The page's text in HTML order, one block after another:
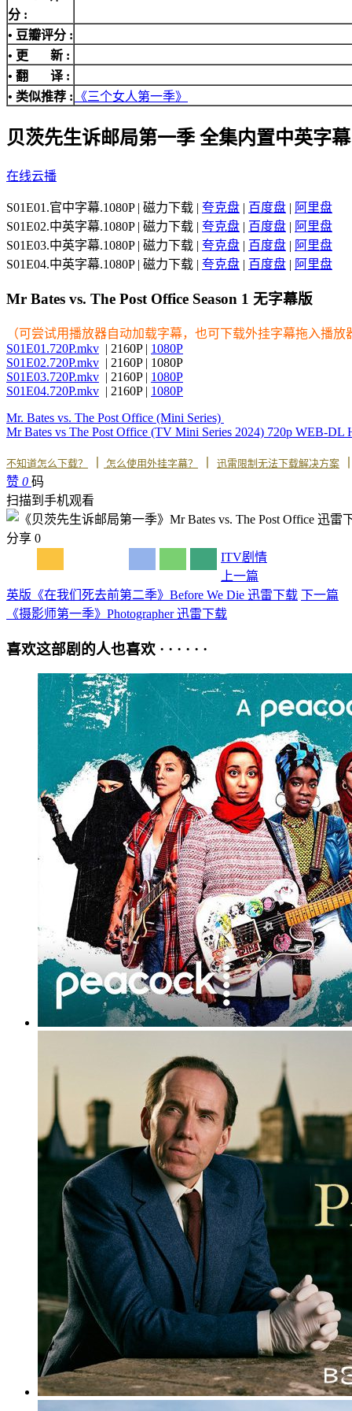
分 :
• 豆瓣评分 :
• 更 新 :
• 翻 译 :
• 类似推荐 :
《三个女人第一季》
贝茨先生诉邮局第一季 全集内置中英字幕
在线云播
S01E01.官中字幕.1080P | 磁力下载 | 夸克盘 | 百度盘 | 阿里盘
S01E02.中英字幕.1080P | 磁力下载 | 夸克盘 | 百度盘 | 阿里盘
S01E03.中英字幕.1080P | 磁力下载 | 夸克盘 | 百度盘 | 阿里盘
S01E04.中英字幕.1080P | 磁力下载 | 夸克盘 | 百度盘 | 阿里盘
Mr Bates vs. The Post Office Season 1 无字幕版
（可尝试用播放器自动加载字幕，也可下载外挂字幕拖入播放
S01E01.720P.mkv | 2160P | 1080P
S01E02.720P.mkv | 2160P | 1080P
S01E03.720P.mkv | 2160P | 1080P
S01E04.720P.mkv | 2160P | 1080P
Mr. Bates vs. The Post Office (Mini Series)
Mr Bates vs The Post Office (TV Mini Series 2024) 720p WEB-
不知道怎么下载？ 怎么使用外挂字幕？ 迅雷限制无法下载解决方案
赞 0 码
扫描到手机观看
分享 0
ITV剧情
上一篇
英版《在我们死去前第二季》Before We Die 迅雷下载 下一篇
《摄影师第一季》Photographer 迅雷下载
喜欢这部剧的人也喜欢 · · · · · ·